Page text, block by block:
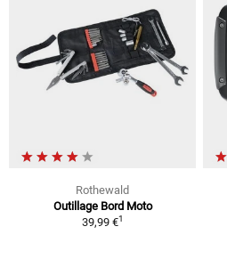
Rothewald
Outillage Bord Moto
39,99 €1